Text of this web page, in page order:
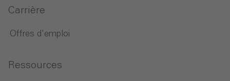
Carrière
Offres d'emploi
Ressources